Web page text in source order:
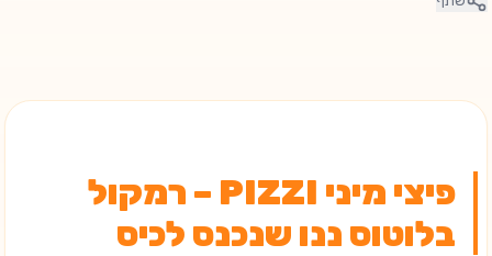
פיצי מיני PIZZI – רמקול
בלוטוס ננו שנכנס לכיס